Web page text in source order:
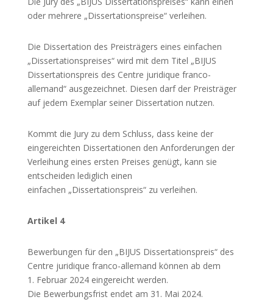
oder mehrere „Dissertationspreise“ verleihen.
Die Dissertation des Preisträgers eines einfachen
„Dissertationspreises“ wird mit dem Titel „BIJUS
Dissertationspreis des Centre juridique franco-
allemand“ ausgezeichnet. Diesen darf der Preisträger
auf jedem Exemplar seiner Dissertation nutzen.
Kommt die Jury zu dem Schluss, dass keine der
eingereichten Dissertationen den Anforderungen der
Verleihung eines ersten Preises genügt, kann sie
entscheiden lediglich einen
einfachen „Dissertationspreis“ zu verleihen.
Artikel 4
Bewerbungen für den „BIJUS Dissertationspreis“ des
Centre juridique franco-allemand können ab dem
1. Februar 2024 eingereicht werden.
Die Bewerbungsfrist endet am 31. Mai 2024.